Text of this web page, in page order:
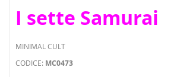
I sette Samurai
MINIMAL CULT
CODICE: MC0473